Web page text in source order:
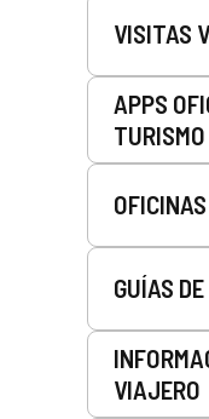
VISITAS
APPS
GUÍAS
VIAJERO